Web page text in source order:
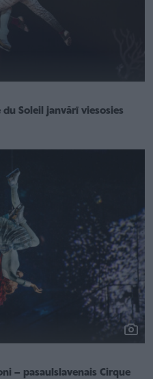
Soleil janvārī viesosies
– pasaulslavenais Cirque